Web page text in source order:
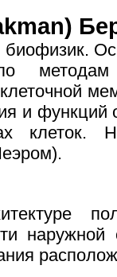
биофизик.
и
клеток.